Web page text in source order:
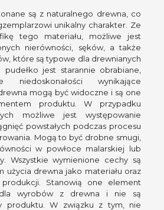
są z naturalnego drewna, co
unikalny charakter. Ze
tego materiału, możliwe jest
nierówności, sęków, a także
które są typowe dla drewnianych
pudełko jest starannie obrabiane,
niedoskonałości wynikające
mogą być widoczne i są one
produktu. W przypadku
możliwe jest występowanie
powstałych podczas procesu
Mogą to być drobne smugi,
w powłoce malarskiej lub
Wszystkie wymienione cechy są
użycia drewna jako materiału oraz
Stanowią one element
dla wyrobów z drewna i nie są
produktu. W związku z tym, nie